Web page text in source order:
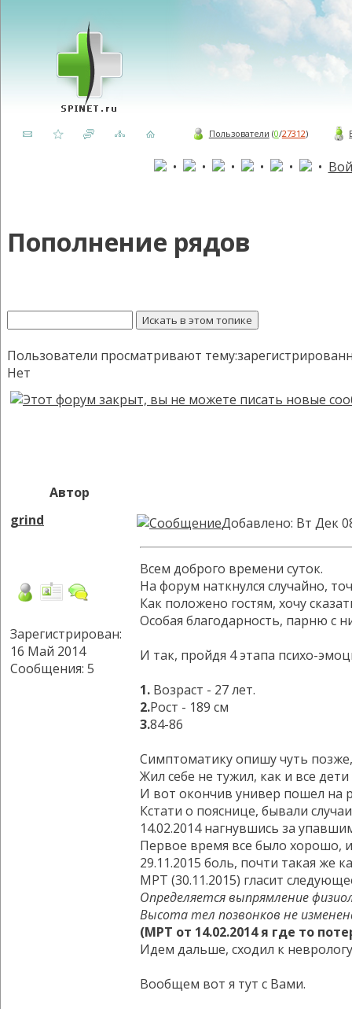
Пользователи (0/27312)
• • • • • •
Пополнение рядов
Пользователи просматривают
Нет
Автор
grind
Зарегистрирован:
16 Май 2014
Сообщения: 5
Добавлено: Вт Дек
Всем доброго времени суток.
На форум наткнулся случайно,
Как положено гостям, хочу
Особая благодарность, парню с
И так, пройдя 4 этапа психо-
1. Возраст - 27 лет.
2.Рост - 189 см
3.84-86
Симптоматику опишу чуть
Жил себе не тужил, как и все
И вот окончив универ пошел на
Кстати о пояснице, бывали
14.02.2014 нагнувшись за
Первое время все было хорошо,
29.11.2015 боль, почти такая же
МРТ (30.11.2015) гласит
Определяется выпрямление
Высота тел позвонков не
(МРТ от 14.02.2014 я где то
Идем дальше, сходил к
Вообщем вот я тут с Вами.